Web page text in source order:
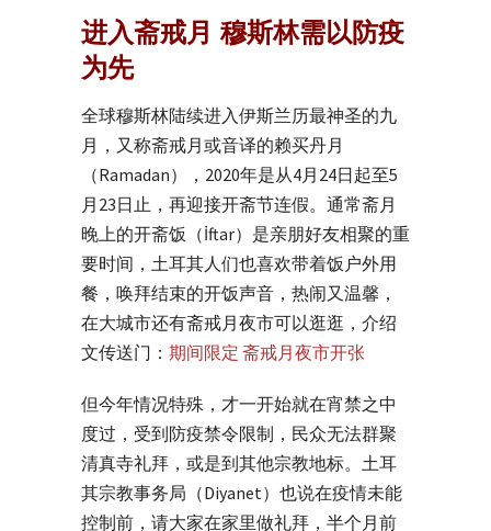
进入斋戒月 穆斯林需以防疫
为先
全球穆斯林陆续进入伊斯兰历最神圣的九
月，又称斋戒月或音译的赖买丹月
（Ramadan），2020年是从4月24日起至5
月23日止，再迎接开斋节连假。通常斋月
晚上的开斋饭（İftar）是亲朋好友相聚的重
要时间，土耳其人们也喜欢带着饭户外用
餐，唤拜结束的开饭声音，热闹又温馨，
在大城市还有斋戒月夜市可以逛逛，介绍
文传送门： 期间限定 斋戒月夜市开张
但今年情况特殊，才一开始就在宵禁之中
度过，受到防疫禁令限制，民众无法群聚
清真寺礼拜，或是到其他宗教地标。土耳
其宗教事务局（Diyanet）也说在疫情未能
控制前，请大家在家里做礼拜，半个月前